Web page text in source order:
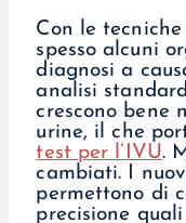
Con le
spesso alcuni
diagnosi a
analisi
crescono bene
urine, il che
test per l’IVU.
cambiati. I
permettono di
precisione